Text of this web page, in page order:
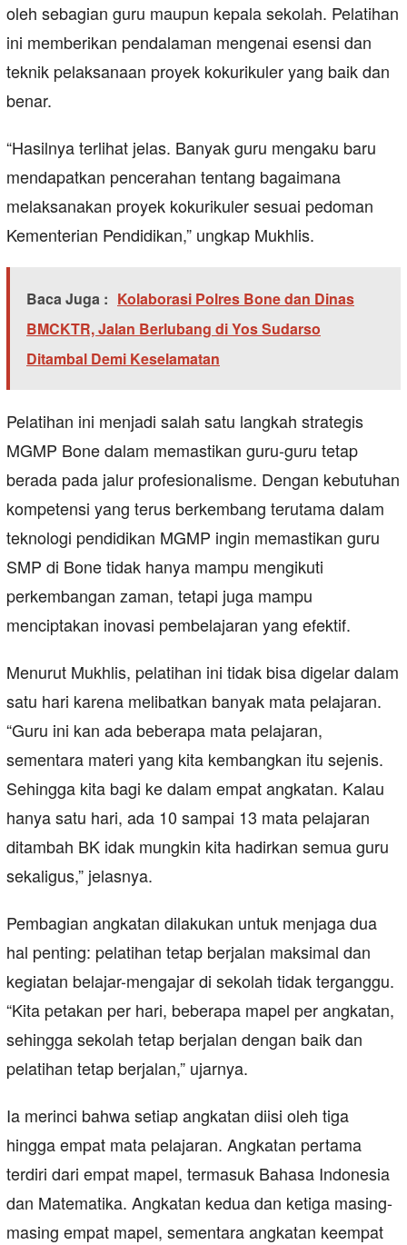
oleh sebagian guru maupun kepala sekolah. Pelatihan
ini memberikan pendalaman mengenai esensi dan
teknik pelaksanaan proyek kokurikuler yang baik dan
benar.
“Hasilnya terlihat jelas. Banyak guru mengaku baru
mendapatkan pencerahan tentang bagaimana
melaksanakan proyek kokurikuler sesuai pedoman
Kementerian Pendidikan,” ungkap Mukhlis.
Baca Juga : Kolaborasi Polres Bone dan Dinas
BMCKTR, Jalan Berlubang di Yos Sudarso
Ditambal Demi Keselamatan
Pelatihan ini menjadi salah satu langkah strategis
MGMP Bone dalam memastikan guru-guru tetap
berada pada jalur profesionalisme. Dengan kebutuhan
kompetensi yang terus berkembang terutama dalam
teknologi pendidikan MGMP ingin memastikan guru
SMP di Bone tidak hanya mampu mengikuti
perkembangan zaman, tetapi juga mampu
menciptakan inovasi pembelajaran yang efektif.
Menurut Mukhlis, pelatihan ini tidak bisa digelar dalam
satu hari karena melibatkan banyak mata pelajaran.
“Guru ini kan ada beberapa mata pelajaran,
sementara materi yang kita kembangkan itu sejenis.
Sehingga kita bagi ke dalam empat angkatan. Kalau
hanya satu hari, ada 10 sampai 13 mata pelajaran
ditambah BK idak mungkin kita hadirkan semua guru
sekaligus,” jelasnya.
Pembagian angkatan dilakukan untuk menjaga dua
hal penting: pelatihan tetap berjalan maksimal dan
kegiatan belajar-mengajar di sekolah tidak terganggu.
“Kita petakan per hari, beberapa mapel per angkatan,
sehingga sekolah tetap berjalan dengan baik dan
pelatihan tetap berjalan,” ujarnya.
Ia merinci bahwa setiap angkatan diisi oleh tiga
hingga empat mata pelajaran. Angkatan pertama
terdiri dari empat mapel, termasuk Bahasa Indonesia
dan Matematika. Angkatan kedua dan ketiga masing-
masing empat mapel, sementara angkatan keempat